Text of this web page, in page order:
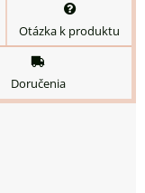
Otázka k produktu
Doručenia